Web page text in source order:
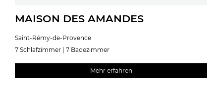
MAISON DES AMANDES
Saint-Rémy-de-Provence
7 Schlafzimmer | 7 Badezimmer
Mehr erfahren